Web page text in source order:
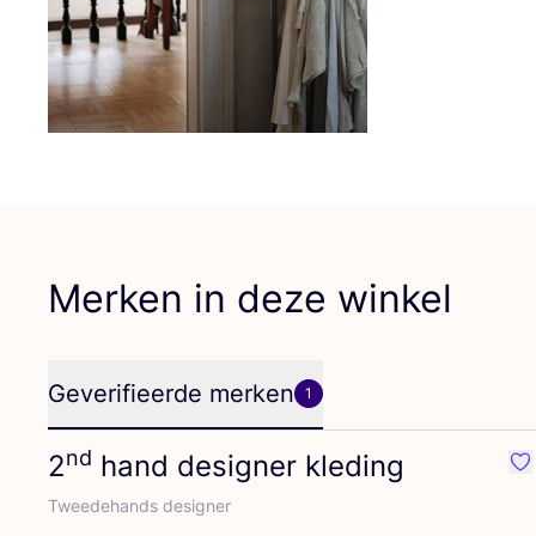
Merken in deze winkel
Geverifieerde merken 1
2nd hand designer kleding
Twee­de­hands designer